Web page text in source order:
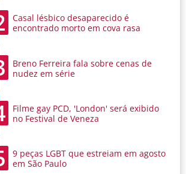
Casal lésbico desaparecido é
encontrado morto em cova rasa
Breno Ferreira fala sobre cenas de
nudez em série
Filme gay PCD, 'London' será exibido
no Festival de Veneza
9 peças LGBT que estreiam em agosto
em São Paulo